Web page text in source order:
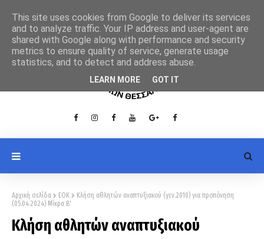
Αρχική σελίδα ΕΟΚ
Κλήση αθλητών αναπτυξιακού (γεν.2010) για προπόνηση
(05.04.2024) Μίκρα Β'
Κλήση αθλητών αναπτυξιακού
This site uses cookies from Google to deliver its services
and to analyze traffic. Your IP address and user-agent are
shared with Google along with performance and security
metrics to ensure quality of service, generate usage
statistics, and to detect and address abuse.
LEARN MORE GOT IT